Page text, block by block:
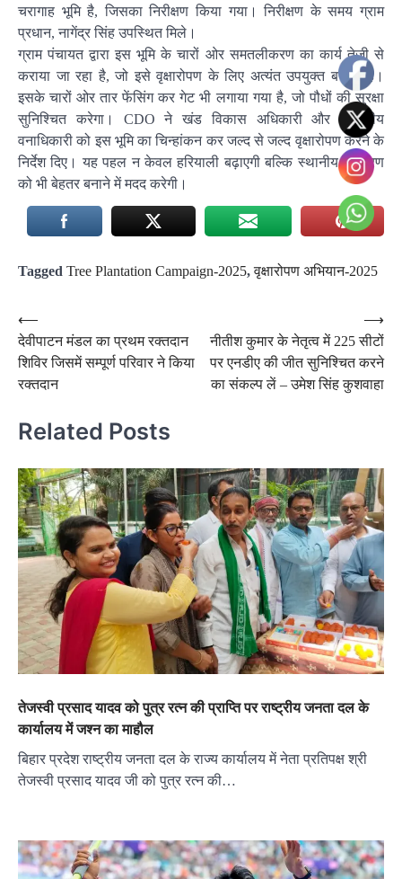
चरागाह भूमि है, जिसका निरीक्षण किया गया। निरीक्षण के समय ग्राम
प्रधान, नागेंद्र सिंह उपस्थित मिले।
ग्राम पंचायत द्वारा इस भूमि के चारों ओर समतलीकरण का कार्य तेजी से
कराया जा रहा है, जो इसे वृक्षारोपण के लिए अत्यंत उपयुक्त बनाता है।
इसके चारों ओर तार फेंसिंग कर गेट भी लगाया गया है, जो पौधों की सुरक्षा
सुनिश्चित करेगा। CDO ने खंड विकास अधिकारी और प्रभागीय
वनाधिकारी को इस भूमि का चिन्हांकन कर जल्द से जल्द वृक्षारोपण करने के
निर्देश दिए। यह पहल न केवल हरियाली बढ़ाएगी बल्कि स्थानीय पर्यावरण
को भी बेहतर बनाने में मदद करेगी।
Tagged Tree Plantation Campaign-2025,वृक्षारोपण अभियान-2025
Post
navigation
⟵
देवीपाटन मंडल का प्रथम रक्तदान
शिविर जिसमें सम्पूर्ण परिवार ने किया
रक्तदान
नीतीश कुमार के नेतृत्व में 225 सीटों
पर एनडीए की जीत सुनिश्चित करने
का संकल्प लें – उमेश सिंह कुशवाहा
⟶
Related Posts
तेजस्वी प्रसाद यादव को पुत्र रत्न की प्राप्ति पर राष्ट्रीय जनता दल के
कार्यालय में जश्न का माहौल
बिहार प्रदेश राष्ट्रीय जनता दल के राज्य कार्यालय में नेता प्रतिपक्ष श्री
तेजस्वी प्रसाद यादव जी को पुत्र रत्न की…